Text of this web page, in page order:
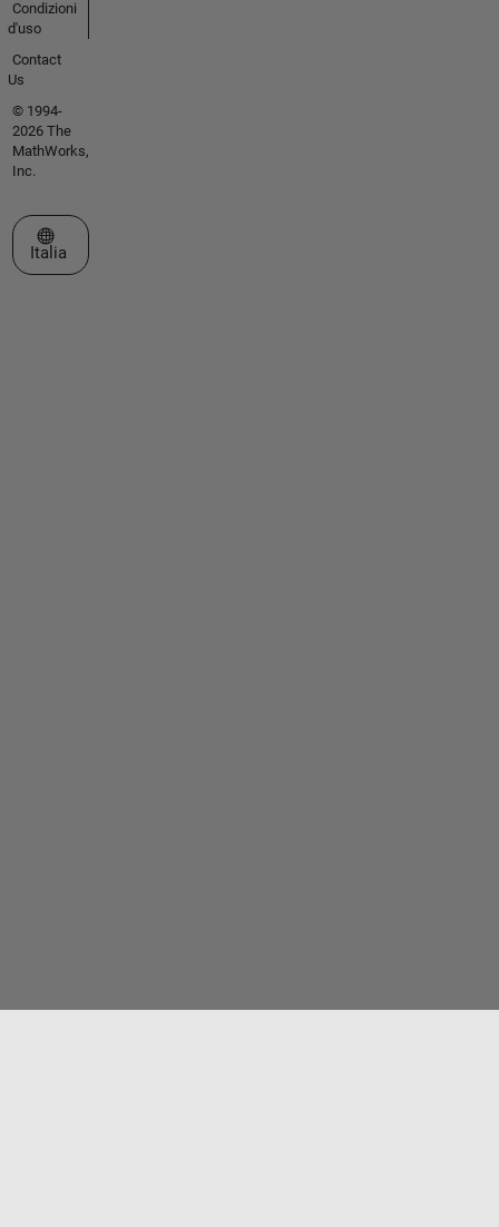
Condizioni
d'uso
Contact
Us
© 1994-
2026 The
MathWorks,
Inc.
Seleziona un sito web
Italia